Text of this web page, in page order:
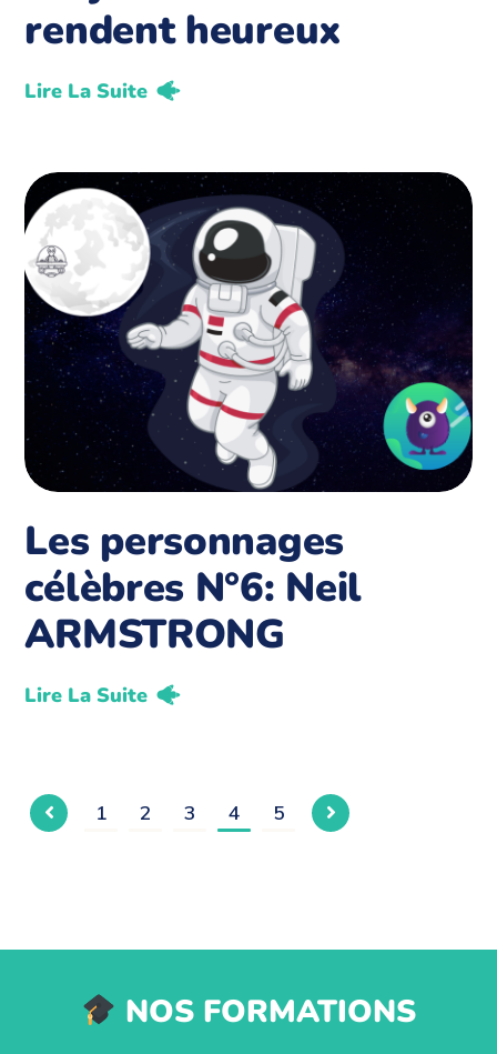
rendent heureux
Lire La Suite
Les personnages
célèbres N°6: Neil
ARMSTRONG
Lire La Suite
1 2 3 4 5
NOS FORMATIONS